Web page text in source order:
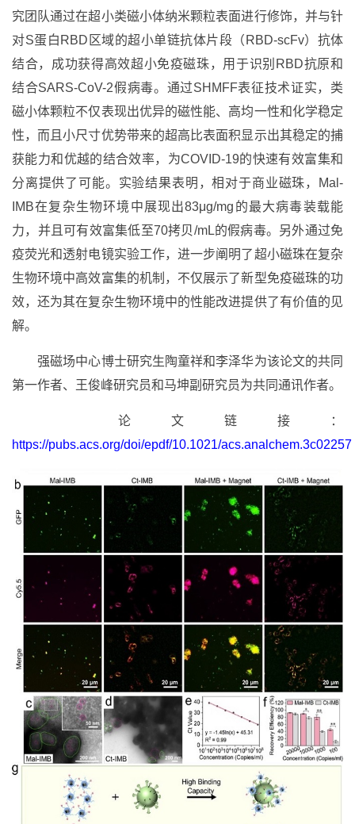
究团队通过在超小类磁小体纳米颗粒表面进行修饰，并与针
对S蛋白RBD区域的超小单链抗体片段（RBD-scFv）抗体
结合，成功获得高效超小免疫磁珠，用于识别RBD抗原和
结合SARS-CoV-2假病毒。通过SHMFF表征技术证实，类
磁小体颗粒不仅表现出优异的磁性能、高均一性和化学稳定
性，而且小尺寸优势带来的超高比表面积显示出其稳定的捕
获能力和优越的结合效率，为COVID-19的快速有效富集和
分离提供了可能。实验结果表明，相对于商业磁珠，Mal-
IMB在复杂生物环境中展现出83μg/mg的最大病毒装载能
力，并且可有效富集低至70拷贝/mL的假病毒。另外通过免
疫荧光和透射电镜实验工作，进一步阐明了超小磁珠在复杂
生物环境中高效富集的机制，不仅展示了新型免疫磁珠的功
效，还为其在复杂生物环境中的性能改进提供了有价值的见
解。
强磁场中心博士研究生陶童祥和李泽华为该论文的共同
第一作者、王俊峰研究员和马坤副研究员为共同通讯作者。
论文链接：
https://pubs.acs.org/doi/epdf/10.1021/acs.analchem.3c02257